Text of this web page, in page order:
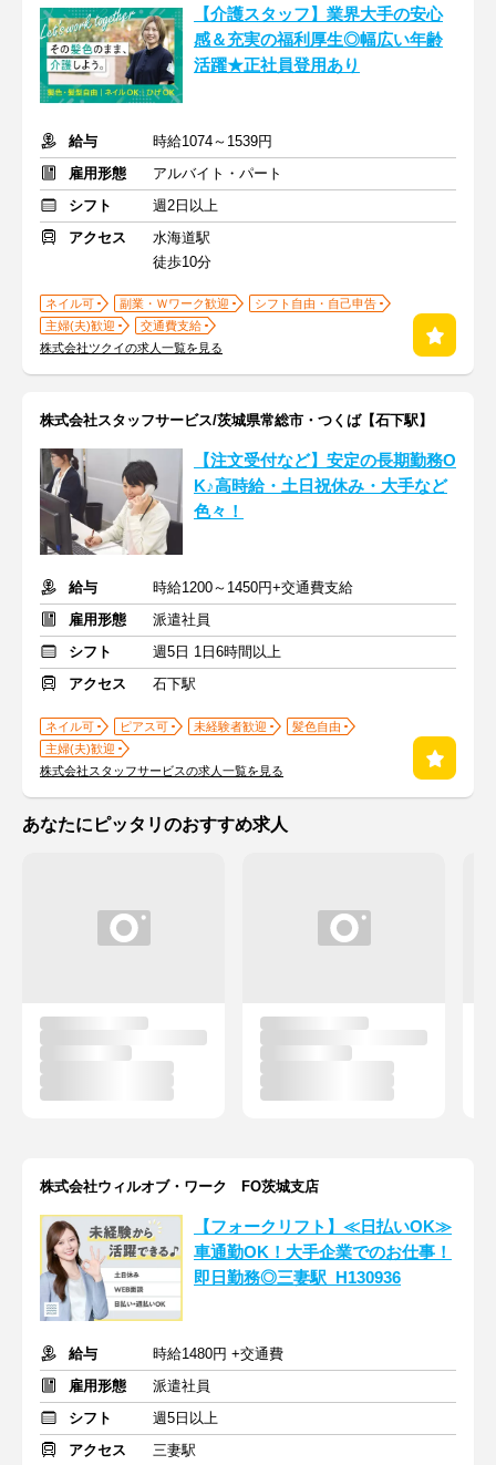
【介護スタッフ】業界大手の安心
感＆充実の福利厚生◎幅広い年齢
活躍★正社員登用あり
給与
時給1074～1539円
雇用形態
アルバイト・パート
シフト
週2日以上
アクセス
水海道駅
徒歩10分
ネイル可 副業・Ｗワーク歓迎
シフト自由・自己申告
主婦(夫)歓迎
交通費支給
株式会社ツクイの求人一覧を見る
株式会社スタッフサービス/茨城県常総市・つくば【石下駅】
【注文受付など】安定の長期勤務O
K♪高時給・土日祝休み・大手など
色々！
給与
時給1200～1450円+交通費支給
雇用形態
派遣社員
シフト
週5日 1日6時間以上
アクセス
石下駅
ネイル可 ピアス可 未経験者歓迎
髪色自由
主婦(夫)歓迎
株式会社スタッフサービスの求人一覧を見る
あなたにピッタリのおすすめ求人
株式会社ウィルオブ・ワーク FO茨城支店
【フォークリフト】≪日払いOK≫
車通勤OK！大手企業でのお仕事！
即日勤務◎三妻駅_H130936
給与
時給1480円 +交通費
雇用形態
派遣社員
シフト
週5日以上
アクセス
三妻駅